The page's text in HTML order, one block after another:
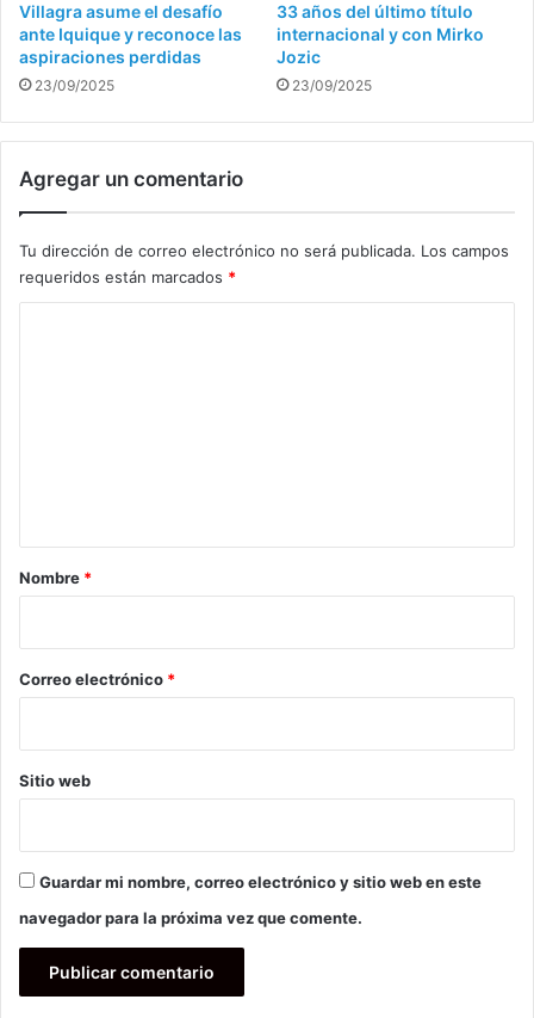
Villagra asume el desafío
ante Iquique y reconoce las
aspiraciones perdidas
23/09/2025
33 años del último título
internacional y con Mirko
Jozic
23/09/2025
Agregar un comentario
Tu dirección de correo electrónico no será publicada. Los campos
requeridos están marcados *
r
*
Nombre *
Correo electrónico *
Sitio web
Guardar mi nombre, correo electrónico y sitio web en este
navegador para la próxima vez que comente.